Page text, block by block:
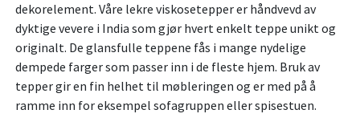
dekorelement. Våre lekre viskosetepper er håndvevd av
dyktige vevere i India som gjør hvert enkelt teppe unikt og
originalt. De glansfulle teppene fås i mange nydelige
dempede farger som passer inn i de fleste hjem. Bruk av
tepper gir en fin helhet til møbleringen og er med på å
ramme inn for eksempel sofagruppen eller spisestuen.